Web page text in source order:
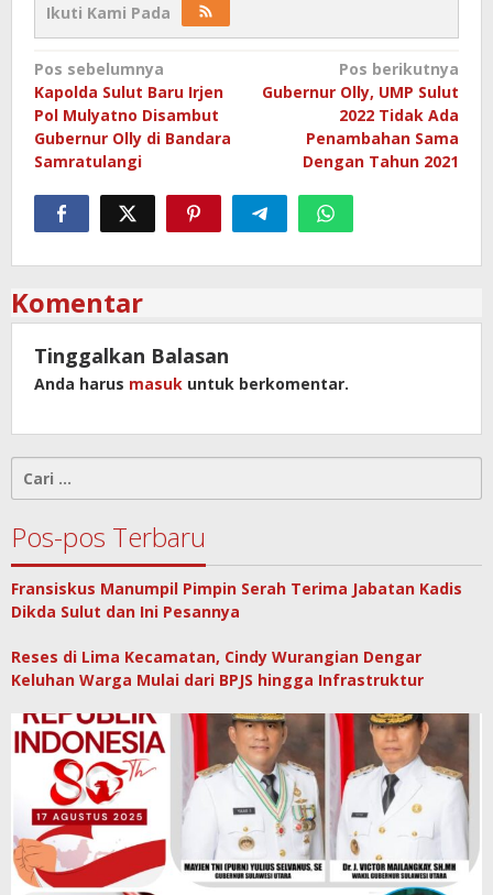
Ikuti Kami Pada
Navigasi
pos
Pos sebelumnya
Kapolda Sulut Baru Irjen
Pol Mulyatno Disambut
Gubernur Olly di Bandara
Samratulangi
Pos berikutnya
Gubernur Olly, UMP Sulut
2022 Tidak Ada
Penambahan Sama
Dengan Tahun 2021
Komentar
Tinggalkan Balasan
Anda harus masuk untuk berkomentar.
untuk:
Pos-pos Terbaru
Fransiskus Manumpil Pimpin Serah Terima Jabatan Kadis
Dikda Sulut dan Ini Pesannya
Reses di Lima Kecamatan, Cindy Wurangian Dengar
Keluhan Warga Mulai dari BPJS hingga Infrastruktur